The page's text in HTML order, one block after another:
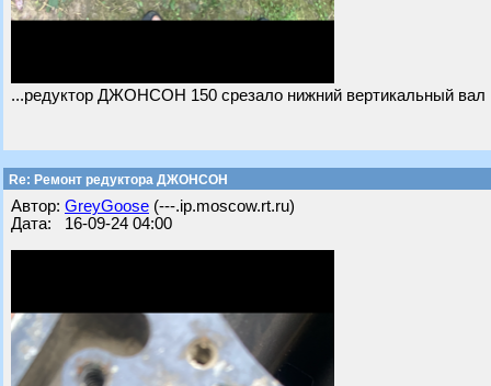
...редуктор ДЖОНСОН 150 срезало нижний вертикальный вал
Re: Ремонт редуктора ДЖОНСОН
Автор: GreyGoose (---.ip.moscow.rt.ru)
Дата: 16-09-24 04:00